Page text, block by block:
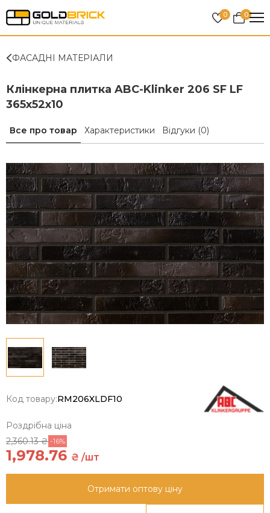
0 0
ФАСАДНІ МАТЕРІАЛИ
Клінкерна плитка ABC-Klinker 206 SF LF
365x52x10
Все про товар Характеристики Відгуки (0)
Код товару:RM206XLDF10
Роздрібна ціна
2,360.13 ₴ -16%
1,978.76 ₴ /шт
Отримати оптову ціну